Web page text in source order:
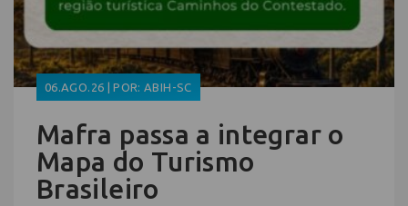
06.AGO.26 | POR: ABIH-SC
Mafra passa a integrar o
Mapa do Turismo
Brasileiro